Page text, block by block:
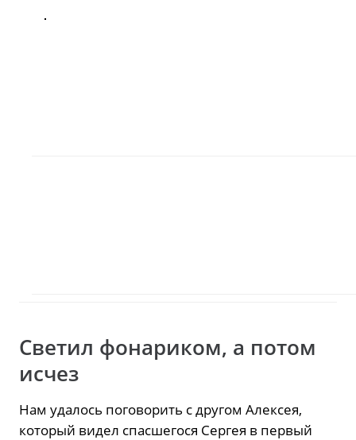
Светил фонариком, а потом
исчез
Нам удалось поговорить с другом Алексея,
который видел спасшегося Сергея в первый